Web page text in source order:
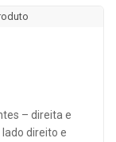
– direita e
direito e